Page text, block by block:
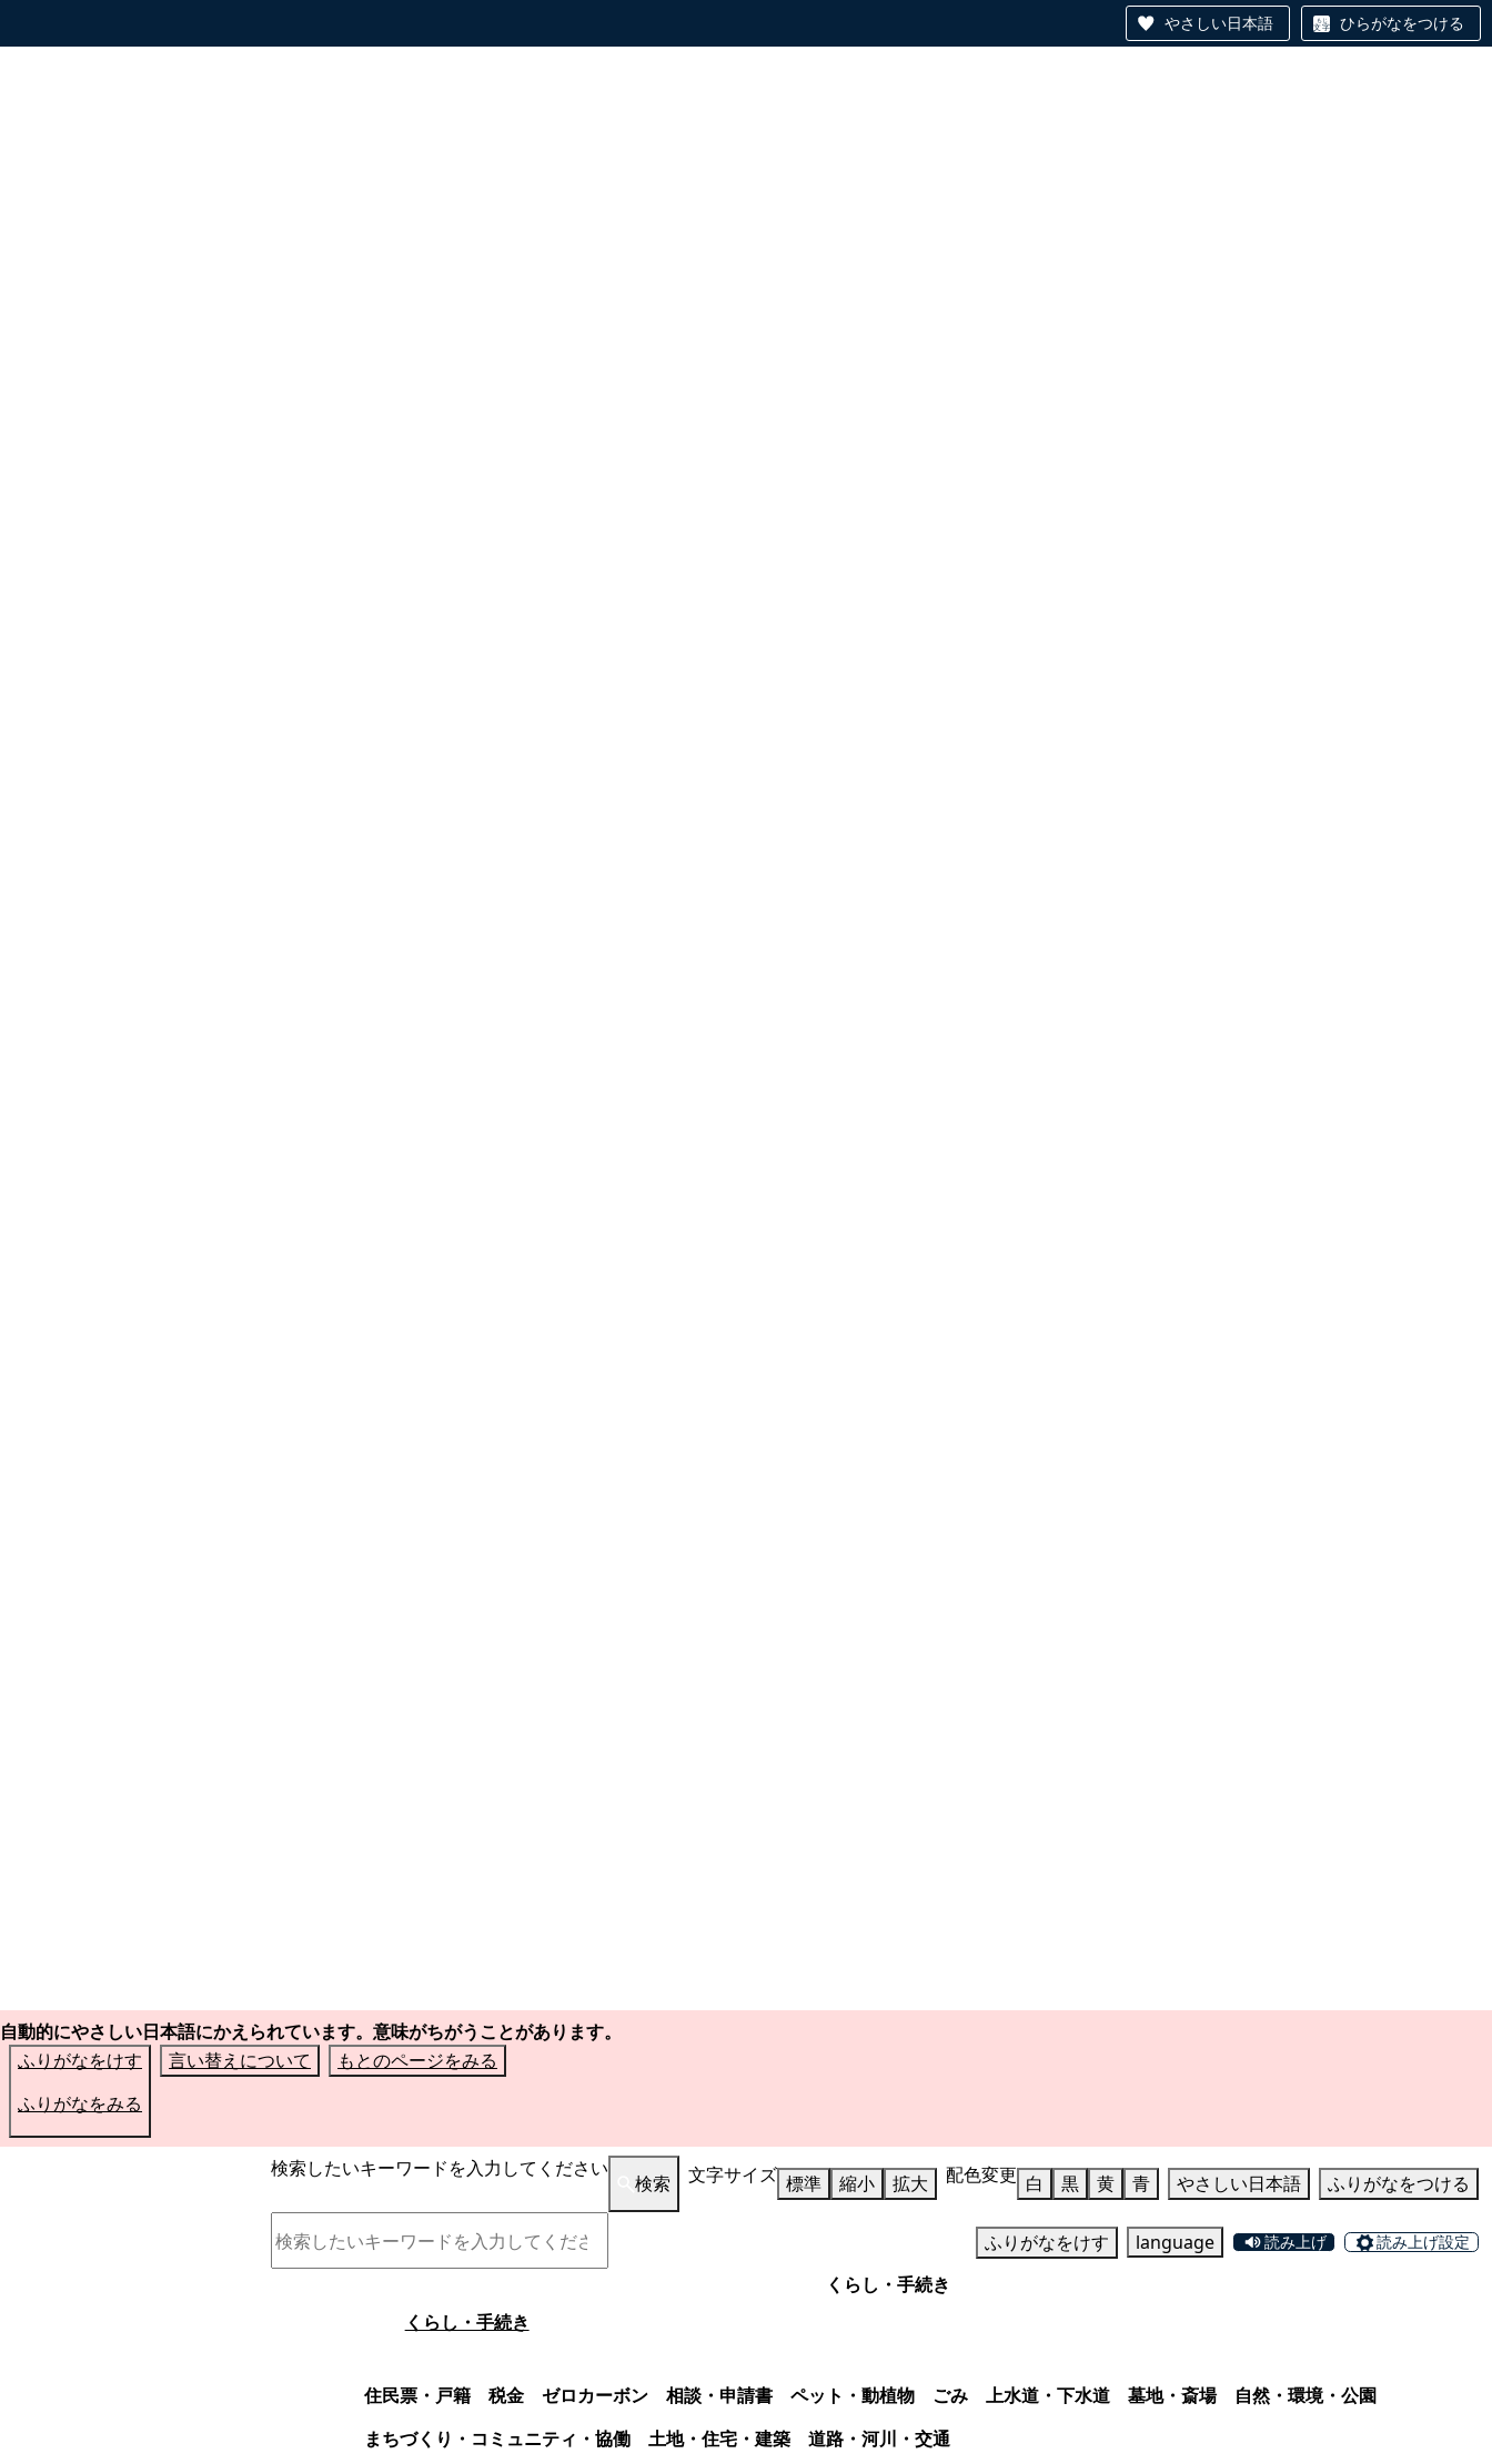
やさしい日本語 ひらがなをつける
自動的にやさしい日本語にかえられています。意味がちがうことがあります。
ふりがなをけす
ふりがなをみる
言い替えについて もとのページをみる
検索したいキーワードを入力してください
検索 文字サイズ 標準 縮小 拡大 配色変更 白 黒 黄 青 やさしい日本語 ふりがなをつける
ふりがなをけす language 読み上げ 読み上げ設定
くらし・手続き
くらし・手続き
住民票・戸籍 税金 ゼロカーボン 相談・申請書 ペット・動植物 ごみ 上水道・下水道 墓地・斎場
自然・環境・公園
まちづくり・コミュニティ・協働
土地・住宅・建築
道路・河川・交通